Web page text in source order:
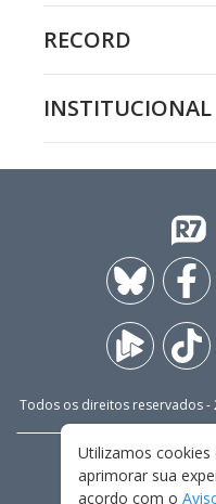
RECORD
INSTITUCIONAL
Todos os direitos reservados -
FALE
TERMOS E
Utilizamos
aprimorar sua
acordo com o